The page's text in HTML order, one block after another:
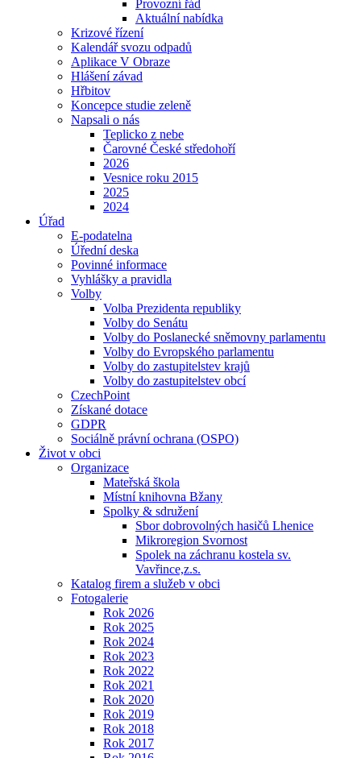
Provozní řád
Aktuální nabídka
Krizové řízení
Kalendář svozu odpadů
Aplikace V Obraze
Hlášení závad
Hřbitov
Koncepce studie zeleně
Napsali o nás
Teplicko z nebe
Čarovné České středohoří
2026
Vesnice roku 2015
2025
2024
Úřad
E-podatelna
Úřední deska
Povinné informace
Vyhlášky a pravidla
Volby
Volba Prezidenta republiky
Volby do Senátu
Volby do Poslanecké sněmovny parlamentu
Volby do Evropského parlamentu
Volby do zastupitelstev krajů
Volby do zastupitelstev obcí
CzechPoint
Získané dotace
GDPR
Sociálně právní ochrana (OSPO)
Život v obci
Organizace
Mateřská škola
Místní knihovna Bžany
Spolky & sdružení
Sbor dobrovolných hasičů Lhenice
Mikroregion Svornost
Spolek na záchranu kostela sv.
Vavřince,z.s.
Katalog firem a služeb v obci
Fotogalerie
Rok 2026
Rok 2025
Rok 2024
Rok 2023
Rok 2022
Rok 2021
Rok 2020
Rok 2019
Rok 2018
Rok 2017